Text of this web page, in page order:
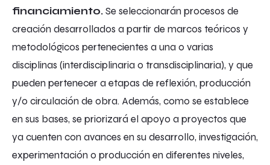
financiamiento.Se seleccionarán procesos de
creación desarrollados a partir de marcos teóricos y
metodológicos pertenecientes a una o varias
disciplinas (interdisciplinaria o transdisciplinaria), y que
pueden pertenecer a etapas de reflexión, producción
y/o circulación de obra. Además, como se establece
en sus bases, se priorizará el apoyo a proyectos que
ya cuenten con avances en su desarrollo, investigación,
experimentación o producción en diferentes niveles,